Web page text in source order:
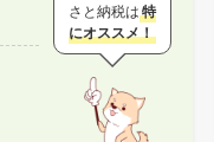
さと納税は 特
にオススメ！